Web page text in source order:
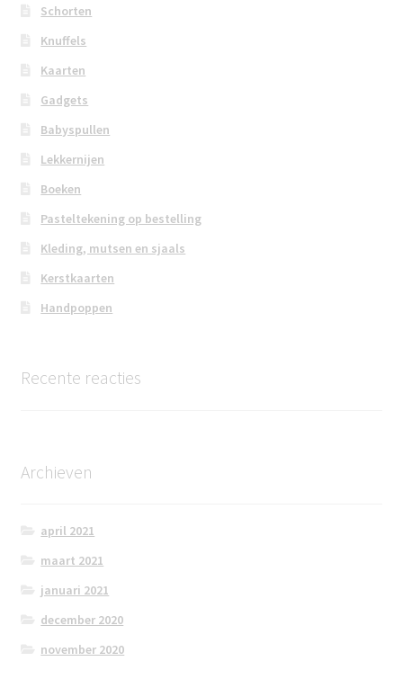
Schorten
Knuffels
Kaarten
Gadgets
Babyspullen
Lekkernijen
Boeken
Pasteltekening op bestelling
Kleding, mutsen en sjaals
Kerstkaarten
Handpoppen
Recente reacties
Archieven
april 2021
maart 2021
januari 2021
december 2020
november 2020